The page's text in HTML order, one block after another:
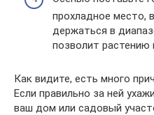
прохладное место,
держаться в
позволит растению
Как видите, есть много
Если правильно за ней
ваш дом или садовый